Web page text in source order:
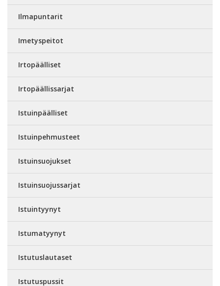
Ilmapuntarit
Imetyspeitot
Irtopäälliset
Irtopäällissarjat
Istuinpäälliset
Istuinpehmusteet
Istuinsuojukset
Istuinsuojussarjat
Istuintyynyt
Istumatyynyt
Istutuslautaset
Istutuspussit